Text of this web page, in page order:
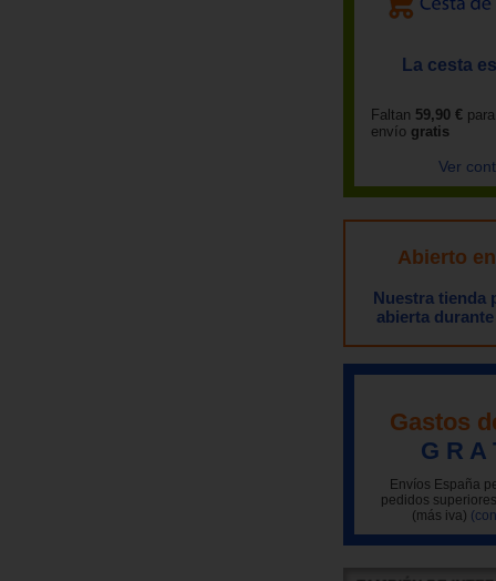
La cesta
Faltan 59,90 €
envío gratis
Ver
Abierto
Nuestra tienda
abierta
Gastos
G R A
Envíos España
pedidos
(más iva)